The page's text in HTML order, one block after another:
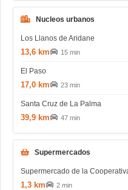
Nucleos urbanos
Los Llanos de Aridane
13,6 km 15 min
El Paso
17,0 km 23 min
Santa Cruz de La Palma
39,9 km 47 min
Supermercados
Supermercado de la
1,3 km 2 min